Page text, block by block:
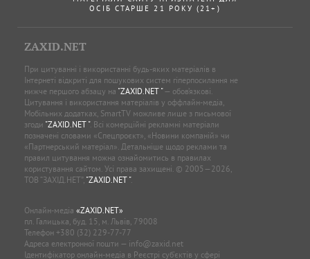
Інтернеті відкриті для пошукових систем гіперпосилання не
нижче першого абзацу на"ZAXID.NET "— обов’язкові.
Цитування і використання матеріалів у оффлайн-медіа,
Мобільних додатках, SmartTV можливе лише з письмової
згоди"ZAXID.NET ". Всі комерційні рекламні матеріали
позначені словами «Спецпроєкт», «Новини компаній» чи
«Партнерський матеріал». Детальніше щодо реклами та
правил цитування можна ознайомитись в правилах
користування сайтом. Усі права захищені. © 2005—2026,
ТОВ “ЗАХІД.НЕТ”,"ZAXID.NET ".
пл. Галицька, буд. 15, м. Львів, 79008
Телефон +380 (32) 229-77-77
Адреса електронної пошти —info@zaxid.net
Ідентифікатор онлайн-медіа в Реєстрі суб'єктів у сфері
медіа — R40-06155